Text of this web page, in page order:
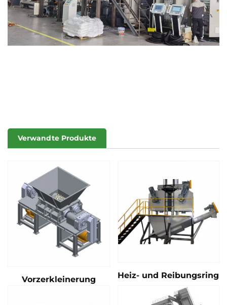
Verwandte Produkte
Vorzerkleinerung Heiz- und Reibungsring